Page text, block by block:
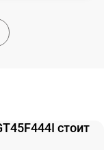
стоит